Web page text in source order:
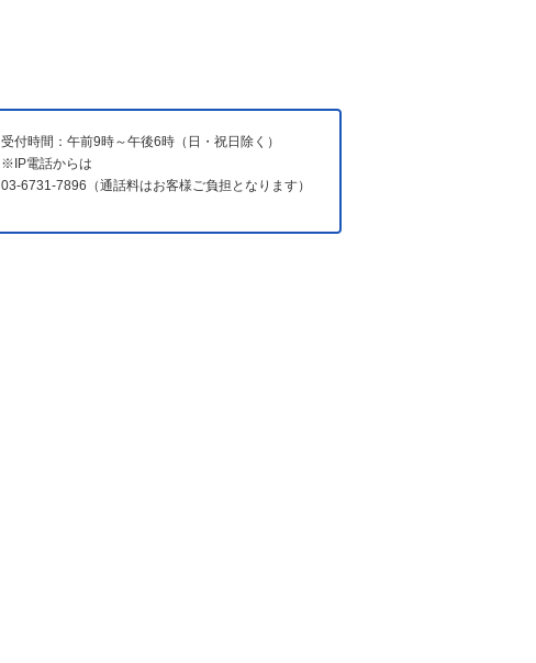
受付時間：午前9時～午後6時（日・祝日除く）
※IP電話からは
03-6731-7896（通話料はお客様ご負担となります）